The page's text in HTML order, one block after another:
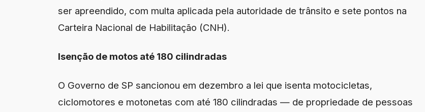
ser apreendido, com multa aplicada pela autoridade de trânsito e sete pontos na
Carteira Nacional de Habilitação (CNH).
Isenção de motos até 180 cilindradas
O Governo de SP sancionou em dezembro a lei que isenta motocicletas,
ciclomotores e motonetas com até 180 cilindradas — de propriedade de pessoas